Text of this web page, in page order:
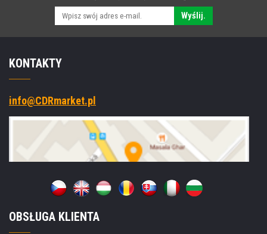
Wyślij.
KONTAKTY
info@CDRmarket.pl
OBSŁUGA KLIENTA